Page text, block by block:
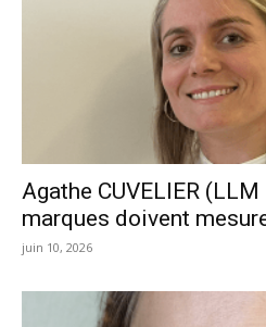
Agathe CUVELIER
marques doivent
juin 10, 2026